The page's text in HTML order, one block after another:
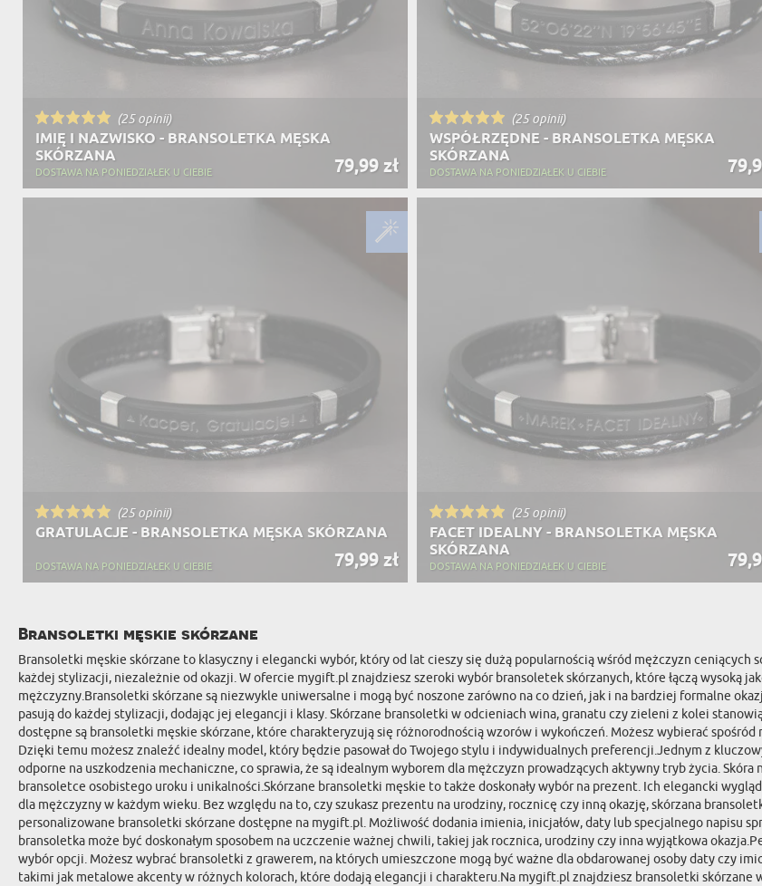
(25 opinii)
IMIĘ I NAZWISKO - BRANSOLETKA MĘSKA
SKÓRZANA
79,99 zł
DOSTAWA NA PONIEDZIAŁEK U CIEBIE
(25 opinii)
WSPÓŁRZĘDNE - BRANSOLETKA MĘSKA
SKÓRZANA
DOSTAWA NA PONIEDZIAŁEK U CIEBIE
(25 opinii)
GRATULACJE - BRANSOLETKA MĘSKA SKÓRZANA
79,99 zł
DOSTAWA NA PONIEDZIAŁEK U CIEBIE
(25 opinii)
FACET IDEALNY - BRANSOLETKA MĘSKA
SKÓRZANA
DOSTAWA NA PONIEDZIAŁEK U CIEBIE
Bransoletki męskie skórzane
Bransoletki męskie skórzane to klasyczny i elegancki wybór, który od lat cieszy się dużą popularnością wśród mężczyzn
każdej stylizacji, niezależnie od okazji. W ofercie mygift.pl znajdziesz szeroki wybór bransoletek skórzanych, które łączą wysoką
mężczyzny.Bransoletki skórzane są niezwykle uniwersalne i mogą być noszone zarówno na co dzień, jak i na bardziej formalne
pasują do każdej stylizacji, dodając jej elegancji i klasy. Skórzane bransoletki w odcieniach wina, granatu czy zieleni z kolei
dostępne są bransoletki męskie skórzane, które charakteryzują się różnorodnością wzorów i wykończeń. Możesz wybierać
Dzięki temu możesz znaleźć idealny model, który będzie pasował do Twojego stylu i indywidualnych preferencji.Jednym z
odporne na uszkodzenia mechaniczne, co sprawia, że są idealnym wyborem dla mężczyzn prowadzących aktywny tryb życia.
bransoletce osobistego uroku i unikalności.Skórzane bransoletki męskie to także doskonały wybór na prezent. Ich elegancki
dla mężczyzny w każdym wieku. Bez względu na to, czy szukasz prezentu na urodziny, rocznicę czy inną okazję, skórzana
personalizowane bransoletki skórzane dostępne na mygift.pl. Możliwość dodania imienia, inicjałów, daty lub specjalnego napisu
bransoletka może być doskonałym sposobem na uczczenie ważnej chwili, takiej jak rocznica, urodziny czy inna wyjątkowa
wybór opcji. Możesz wybrać bransoletki z grawerem, na których umieszczone mogą być ważne dla obdarowanej osoby daty czy
takimi jak metalowe akcenty w różnych kolorach, które dodają elegancji i charakteru.Na mygift.pl znajdziesz bransoletki skórzane